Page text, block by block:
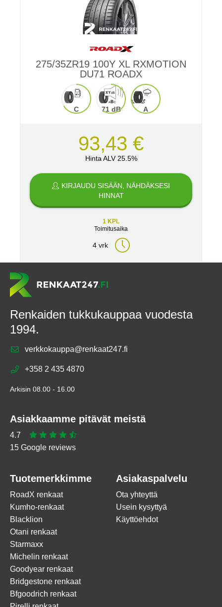
275/35ZR19 100Y XL RXMOTION
DU71 ROADX
C 71 dB A
93,43 €
Hinta ALV 25.5%
KIRJAUDU SISÄÄN, NÄHDÄKSESI
HINNAT
1 KPL
Toimitusaika
4 vrk
Renkaiden tukkukauppaa vuodesta
1994.
verkkokauppa@renkaat247.fi
+358 2 435 4870
Arkisin 08.00 - 16.00
Asiakkaamme pitävät meistä
4.7
15 Google reviews
Tuotemerkkimme
RoadX renkaat
Kumho-renkaat
Blacklion
Otani renkaat
Starmaxx
Michelin renkaat
Goodyear renkaat
Bridgestone renkaat
Bfgoodrich renkaat
Asiakaspalvelu
Ota yhteyttä
Usein kysyttyä
Käyttöehdot